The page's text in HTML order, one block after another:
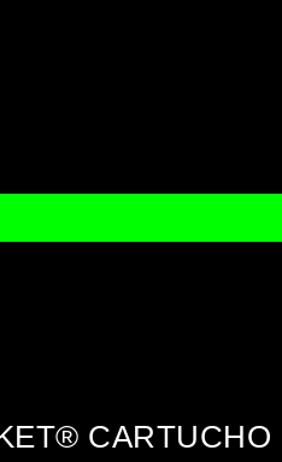
CARTUCHO